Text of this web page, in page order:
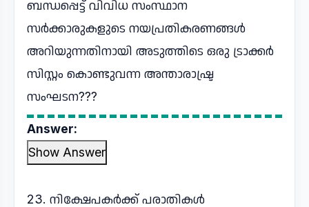
ബന്ധപ്പെട്ട് വിവിധ സംസ്ഥാന
സർക്കാരുകളുടെ നയപ്രതികരണങ്ങൾ
അറിയുന്നതിനായി അടുത്തിടെ ഒരു ട്രാക്കർ
സിസ്റ്റം കൊണ്ടുവന്ന അന്താരാഷ്ട്ര
സംഘടന???
Answer:
Show Answer
23. നിക്ഷേപകർക്ക് പരാതികൾ